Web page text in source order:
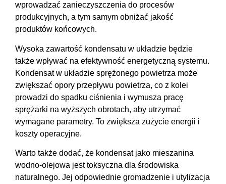
wprowadzać zanieczyszczenia do procesów
produkcyjnych, a tym samym obniżać jakość
produktów końcowych.
Wysoka zawartość kondensatu w układzie będzie
także wpływać na efektywność energetyczną systemu.
Kondensat w układzie sprężonego powietrza może
zwiększać opory przepływu powietrza, co z kolei
prowadzi do spadku ciśnienia i wymusza pracę
sprężarki na wyższych obrotach, aby utrzymać
wymagane parametry. To zwiększa zużycie energii i
koszty operacyjne.
Warto także dodać, że kondensat jako mieszanina
wodno-olejowa jest toksyczna dla środowiska
naturalnego. Jej odpowiednie gromadzenie i utylizacja